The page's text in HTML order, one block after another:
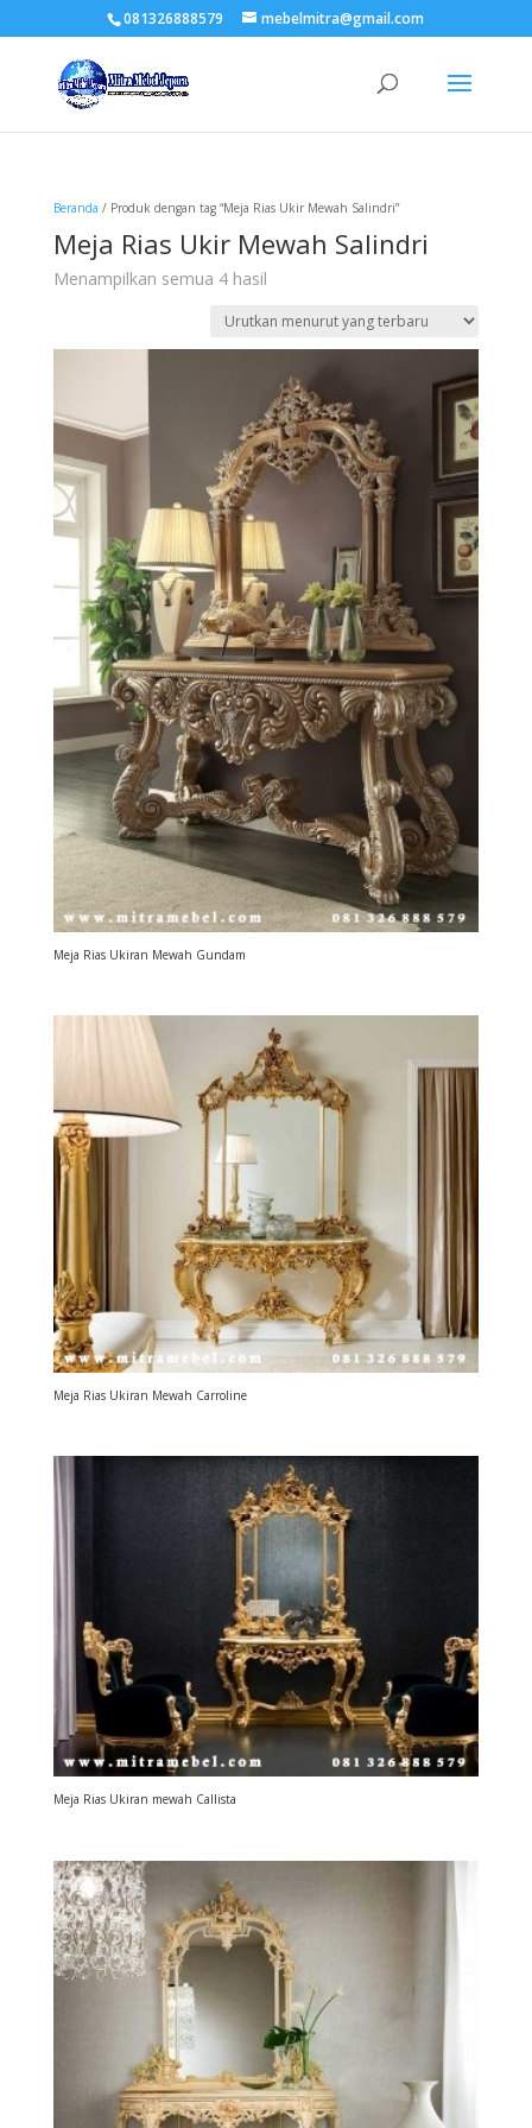
081326888579 mebelmitra@gmail.com
Beranda / Produk dengan tag “Meja Rias Ukir Mewah Salindri”
Meja Rias Ukir Mewah Salindri
Menampilkan semua 4 hasilDiurutkan
yang
Meja Rias Ukiran Mewah Gundam
Meja Rias Ukiran Mewah Carroline
Meja Rias Ukiran mewah Callista